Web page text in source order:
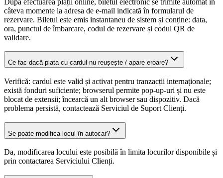
câteva momente la adresa de e-mail indicată în formularul de
rezervare. Biletul este emis instantaneu de sistem și conține: data,
ora, punctul de îmbarcare, codul de rezervare și codul QR de
validare.
Ce fac dacă plata cu cardul nu reușește / apare eroare?
Verifică: cardul este valid și activat pentru tranzacții internaționale;
există fonduri suficiente; browserul permite pop-up-uri și nu este
blocat de extensii; încearcă un alt browser sau dispozitiv. Dacă
problema persistă, contactează Serviciul de Suport Clienți.
Se poate modifica locul în autocar?
Da, modificarea locului este posibilă în limita locurilor disponibile și
prin contactarea Serviciului Clienți.